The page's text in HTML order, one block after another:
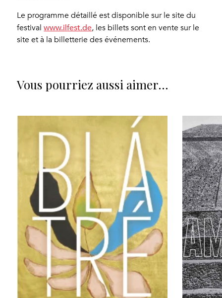
Le programme détaillé est disponible sur le site du
festivalwww.ilfest.de, les billets sont en vente sur le
site et à la billetterie des événements.
Vous pourriez aussi aimer…